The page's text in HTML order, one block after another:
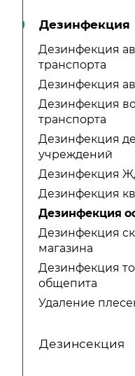
Дезинфекция
Дезинфекция
транспорта
Дезинфекция
Дезинфекция
транспорта
Дезинфекция
учреждений
Дезинфекция
Дезинфекция
Дезинфекция
Дезинфекция
магазина
Дезинфекция
общепита
Удаление
Дезинсекция